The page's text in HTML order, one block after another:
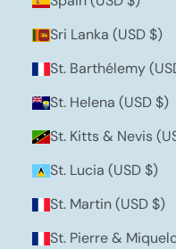
Sri Lanka (USD $)
St. Barthélemy
St. Helena (USD $)
St. Kitts & Nevis
St. Lucia (USD $)
St. Martin (USD $)
St. Pierre &